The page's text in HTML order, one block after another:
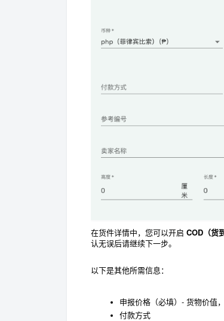
在货件详情中，您可以开启 COD（货
认无误后请继续下一步。
以下是其他所需信息：
申报价格（必填）- 货物价值
付款方式